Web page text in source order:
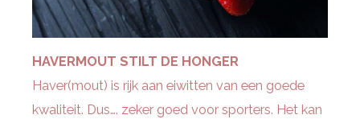
HAVERMOUT STILT DE HONGER
Haver(mout) is rijk aan eiwitten van een goede
kwaliteit. Dus…. zeker goed voor sporters. Het kan